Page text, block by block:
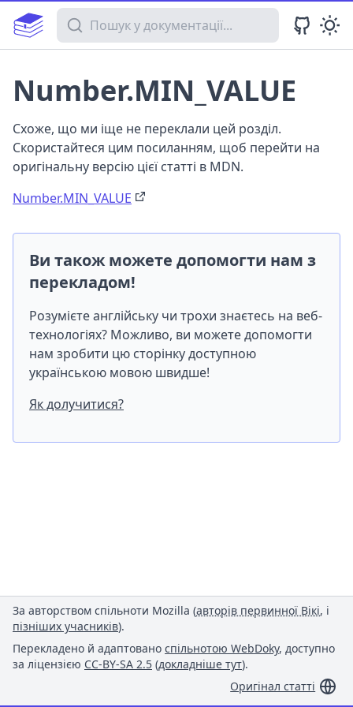
Пошук у документації
Number.MIN_VALUE
Схоже, що ми іще не переклали цей розділ.
Скористайтеся цим посиланням, щоб перейти на
оригінальну версію цієї статті в MDN.
Number.MIN_VALUE
Ви також можете допомогти нам з
перекладом!
Розумієте англійську чи трохи знаєтесь на веб-
технологіях? Можливо, ви можете допомогти
нам зробити цю сторінку доступною
українською мовою швидше!
Як долучитися?
За авторством спільноти Mozilla (авторів первинної Вікі, і
пізніших учасників).
Перекладено й адаптовано спільнотою WebDoky, доступно
за ліцензією CC-BY-SA 2.5 (докладніше тут).
Оригінал статті